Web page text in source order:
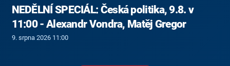
NEDĚLNÍ SPECIÁL: Česká politika, 9.8. v
11:00 - Alexandr Vondra, Matěj Gregor
9. srpna 2026 11:00